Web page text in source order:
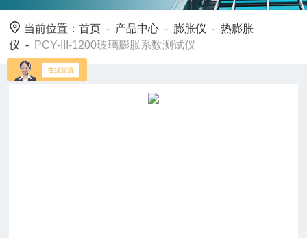
当前位置：首页 - 产品中心 - 膨胀仪 -热膨胀
仪 - PCY-III-1200玻璃膨胀系数测试仪